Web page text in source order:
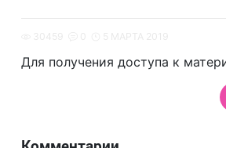
Для получения доступа к